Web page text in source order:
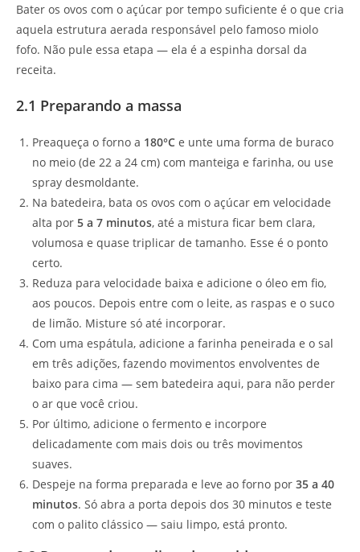
Bater os ovos com o açúcar por tempo suficiente é o que cria
aquela estrutura aerada responsável pelo famoso miolo
fofo. Não pule essa etapa — ela é a espinha dorsal da
receita.
2.1 Preparando a massa
Preaqueça o forno a 180°C e unte uma forma de buraco
no meio (de 22 a 24 cm) com manteiga e farinha, ou use
spray desmoldante.
Na batedeira, bata os ovos com o açúcar em velocidade
alta por 5 a 7 minutos, até a mistura ficar bem clara,
volumosa e quase triplicar de tamanho. Esse é o ponto
certo.
Reduza para velocidade baixa e adicione o óleo em fio,
aos poucos. Depois entre com o leite, as raspas e o suco
de limão. Misture só até incorporar.
Com uma espátula, adicione a farinha peneirada e o sal
em três adições, fazendo movimentos envolventes de
baixo para cima — sem batedeira aqui, para não perder
o ar que você criou.
Por último, adicione o fermento e incorpore
delicadamente com mais dois ou três movimentos
suaves.
Despeje na forma preparada e leve ao forno por 35 a 40
minutos. Só abra a porta depois dos 30 minutos e teste
com o palito clássico — saiu limpo, está pronto.